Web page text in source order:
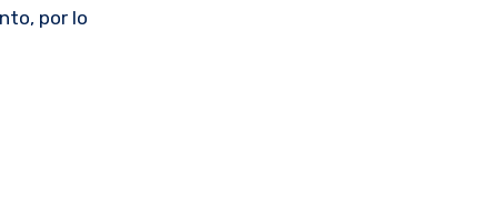
por lo